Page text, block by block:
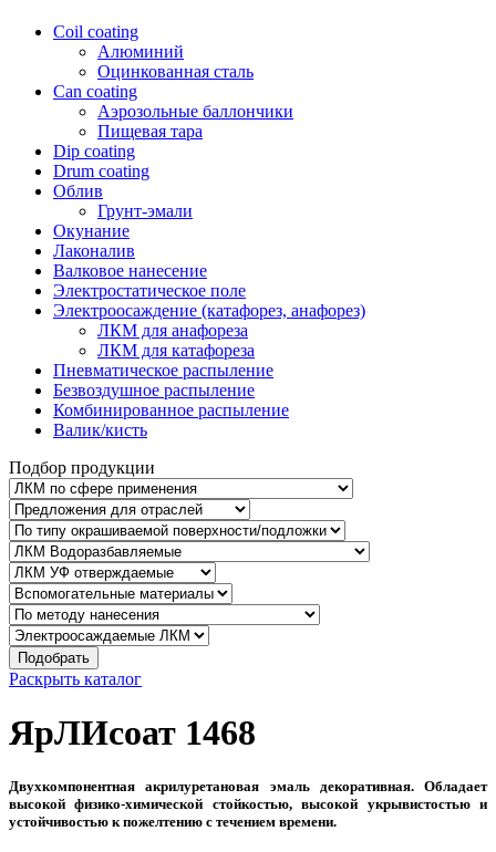
Coil coating
Алюминий
Оцинкованная сталь
Can coating
Аэрозольные баллончики
Пищевая тара
Dip coating
Drum coating
Облив
Грунт-эмали
Окунание
Лаконалив
Валковое нанесение
Электростатическое поле
Электроосаждение (катафорез, анафорез)
ЛКМ для анафореза
ЛКМ для катафореза
Пневматическое распыление
Безвоздушное распыление
Комбинированное распыление
Валик/кисть
Подбор продукции
Подобрать
Раскрыть каталог
ЯрЛИсоат 1468
Двухкомпонентная акрилуретановая эмаль декоративная. Обладает
высокой физико-химической стойкостью, высокой укрывистостью и
устойчивостью к пожелтению с течением времени.